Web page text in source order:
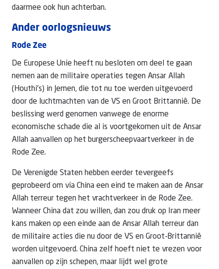
daarmee ook hun achterban.
Ander oorlogsnieuws
Rode Zee
De Europese Unie heeft nu besloten om deel te gaan
nemen aan de militaire operaties tegen Ansar Allah
(Houthi's) in Jemen, die tot nu toe werden uitgevoerd
door de luchtmachten van de VS en Groot Brittannië. De
beslissing werd genomen vanwege de enorme
economische schade die al is voortgekomen uit de Ansar
Allah aanvallen op het burgerscheepvaartverkeer in de
Rode Zee.
De Verenigde Staten hebben eerder tevergeefs
geprobeerd om via China een eind te maken aan de Ansar
Allah terreur tegen het vrachtverkeer in de Rode Zee.
Wanneer China dat zou willen, dan zou druk op Iran meer
kans maken op een einde aan de Ansar Allah terreur dan
de militaire acties die nu door de VS en Groot-Brittannië
worden uitgevoerd. China zelf hoeft niet te vrezen voor
aanvallen op zijn schepen, maar lijdt wel grote